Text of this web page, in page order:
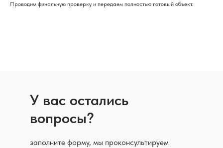
Проводим финальную проверку и передаем полностью готовый объект.
У вас остались
вопросы?
заполните форму, мы проконсультируем